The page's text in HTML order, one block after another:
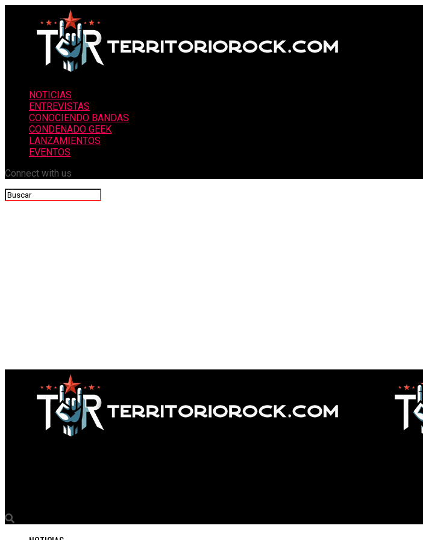
NOTICIAS
ENTREVISTAS
CONOCIENDO BANDAS
CONDENADO GEEK
LANZAMIENTOS
EVENTOS
Connect with us